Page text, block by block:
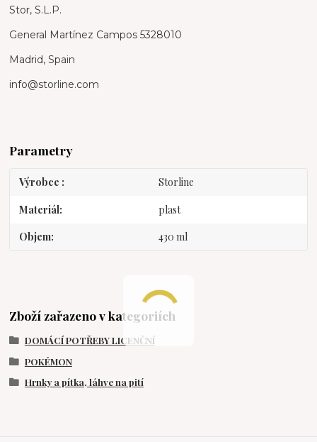
Stor, S.L.P.
General Martínez Campos 5328010
Madrid, Spain
info@storline.com
Parametry
Výrobce Storline
Materiál plast
Objem 430 ml
Zboží zařazeno v kategoriích
DOMÁCÍ POTŘEBY LICENČNÍ
POKÉMON
Hrnky a pítka, láhve na pití